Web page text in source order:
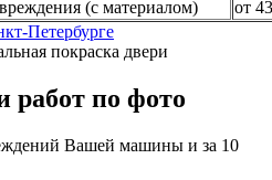
(с материалом)
от
Петербурге
покраска двери
работ по фото
Вашей машины и за 10